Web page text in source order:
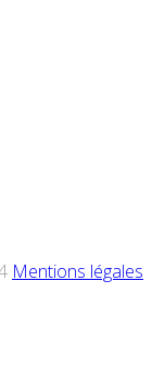
Mentions légales